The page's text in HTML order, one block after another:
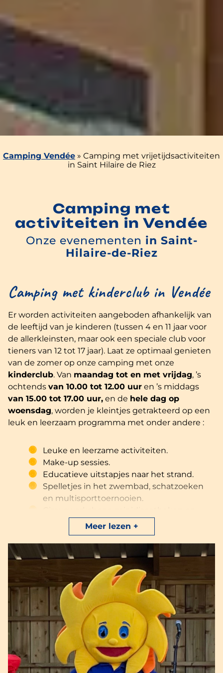
Camping Vendée » Camping met vrijetijdsactiviteiten
in Saint Hilaire de Riez
Camping met
activiteiten in Vendée
Onze evenementen in Saint-
Hilaire-de-Riez
Camping met kinderclub in Vendée
Er worden activiteiten aangeboden afhankelijk van
de leeftijd van je kinderen (tussen 4 en 11 jaar voor
de allerkleinsten, maar ook een speciale club voor
tieners van 12 tot 17 jaar). Laat ze optimaal genieten
van de zomer op onze camping met onze
kinderclub. Van maandag tot en met vrijdag, ’s
ochtends van 10.00 tot 12.00 uur en ’s middags
van 15.00 tot 17.00 uur, en de hele dag op
woensdag, worden je kleintjes getrakteerd op een
leuk en leerzaam programma met onder andere :
Meer lezen
Leuke en leerzame activiteiten.
Make-up sessies.
Educatieve uitstapjes naar het strand.
Spelletjes in het zwembad, schatzoeken
en multisporttoernooien.
braderieën.
Terwijl je kinderen zich vermaken, kunnen ouders
heerlijk ontspannen onder de watervallen van ons
verwarmde buitenzwembad.
Om ervoor te zorgen dat je kinderen aan de
activiteiten kunnen deelnemen, raden we je aan
om zevan tevoren aan te melden bij de receptie.